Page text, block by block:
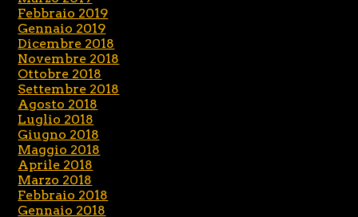
Febbraio 2019
Gennaio 2019
Dicembre 2018
Novembre 2018
Ottobre 2018
Settembre 2018
Agosto 2018
Luglio 2018
Giugno 2018
Maggio 2018
Aprile 2018
Marzo 2018
Febbraio 2018
Gennaio 2018